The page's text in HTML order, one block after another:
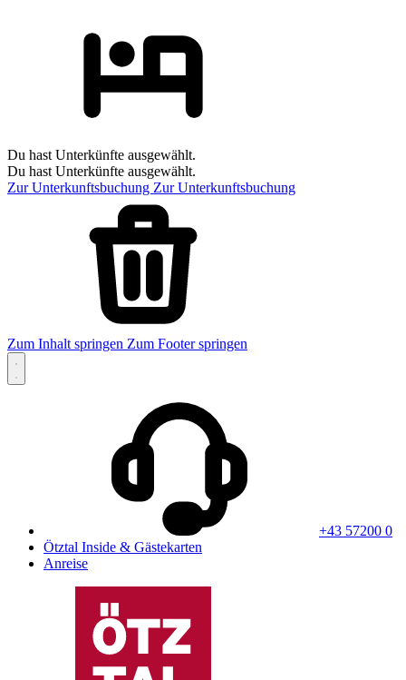
Du hast Unterkünfte ausgewählt.
Du hast Unterkünfte ausgewählt.
Zur Unterkunftsbuchung Zur Unterkunftsbuchung
Zum Inhalt springen Zum Footer springen
+43 57200 0
Ötztal Inside & Gästekarten
Anreise